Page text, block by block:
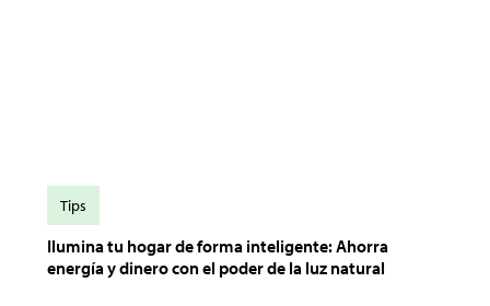
Ilumina tu hogar de forma inteligente: Ahorra
energía y dinero con el poder de la luz natural
Tips